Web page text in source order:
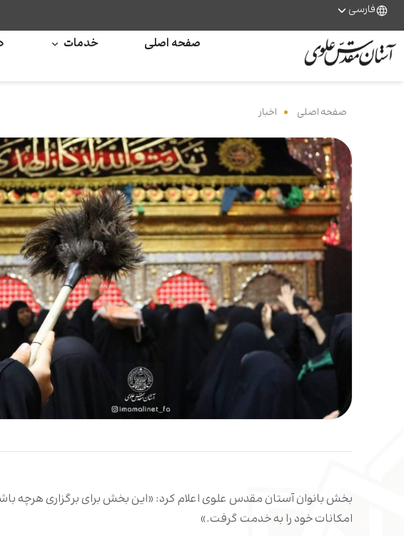
فارسی
صفحه اصلی خدمات
صفحه اصلی اخبار
بخش بانوان آستان مقدس علوی اعلام کرد: «این بخش برای برگزاری هرچه
امکانات خود را به خدمت گرفت.»